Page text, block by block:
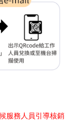
服務人員引導核銷